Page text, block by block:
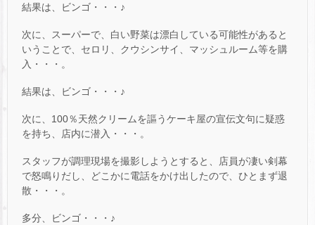
結果は、ビンゴ・・・♪
次に、スーパーで、白い野菜は漂白している可能性があると
いうことで、セロリ、クウシンサイ、マッシュルーム等を購
入・・・。
結果は、ビンゴ・・・♪
次に、100％天然クリームを謳うケーキ屋の宣伝文句に疑惑
を持ち、店内に潜入・・・。
スタッフが調理現場を撮影しようとすると、店員が凄い剣幕
で怒鳴りだし、どこかに電話をかけ出したので、ひとまず退
散・・・。
多分、ビンゴ・・・♪